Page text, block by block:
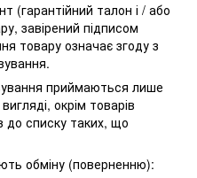
(гарантійний талон і / або
завірений підписом
товару означає згоду з
приймаються лише
окрім товарів
до списку таких, що
обміну (поверненню):